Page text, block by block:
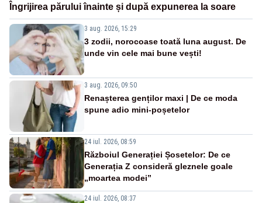
Îngrijirea părului înainte și după expunerea la soare
3 aug. 2026, 15:29
3 zodii, norocoase toată luna august. De
unde vin cele mai bune vești!
3 aug. 2026, 09:50
Renașterea genților maxi | De ce moda
spune adio mini-poșetelor
24 iul. 2026, 08:59
Războiul Generației Șosetelor: De ce
Generația Z consideră gleznele goale
„moartea modei”
24 iul. 2026, 08:37